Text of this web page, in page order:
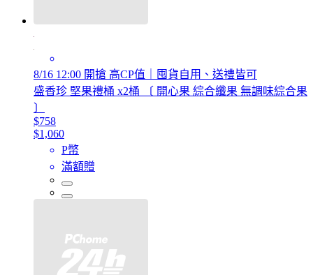
8/16 12:00 開搶 高CP值｜囤貨自用、送禮皆可
盛香珍 堅果禮桶 x2桶 〔 開心果 綜合纖果 無調味綜合果
〕
$758
$1,060
P幣
滿額贈